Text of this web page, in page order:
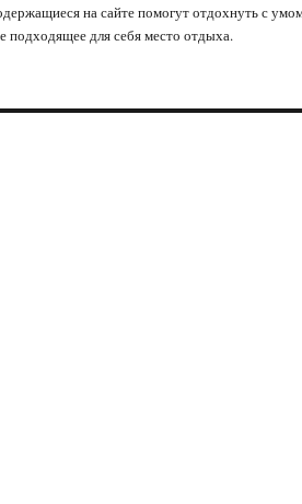
на сайте помогут отдохнуть с
подходящее для себя место отдыха.